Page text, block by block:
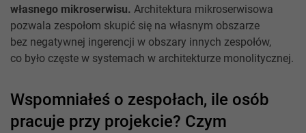
własnego mikroserwisu. Architektura mikroserwisowa
pozwala zespołom skupić się na własnym obszarze
bez negatywnej ingerencji w obszary innych zespołów,
co było częste w systemach w architekturze monolitycznej.
Wspomniałeś o zespołach, ile osób
pracuje przy projekcie? Czym